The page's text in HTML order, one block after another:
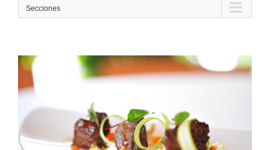
Secciones